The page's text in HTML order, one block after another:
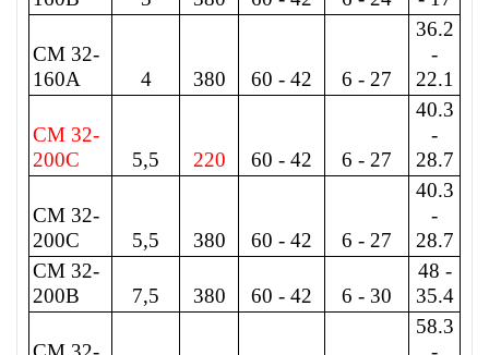
CM 32-
160A
4 380 60 - 42 6 - 27
36.2
-
22.1
CM 32-
200C
5,5 220 60 - 42 6 - 27
40.3
-
28.7
CM 32-
200C
5,5 380 60 - 42 6 - 27
40.3
-
28.7
CM 32-
200B
7,5 380 60 - 42 6 - 30
48 -
35.4
58.3